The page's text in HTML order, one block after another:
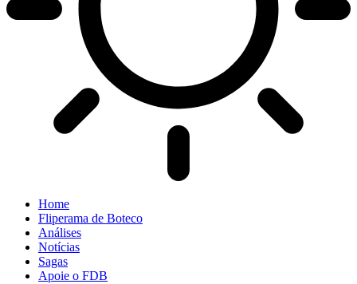
Home
Fliperama de Boteco
Análises
Notícias
Sagas
Apoie o FDB